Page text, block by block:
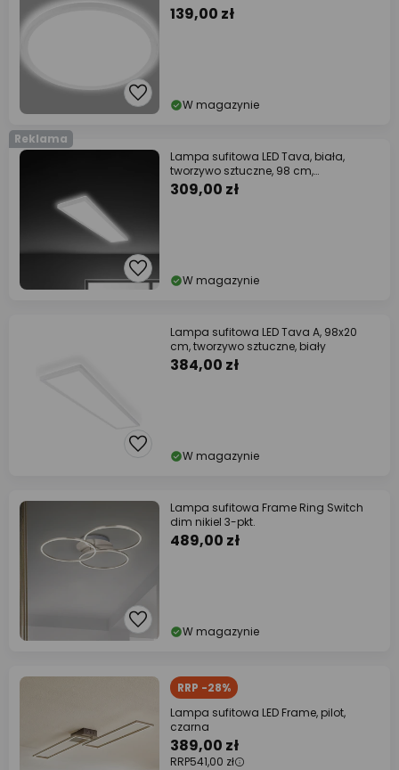
139,00 zł
W magazynie
Reklama
Lampa sufitowa LED Tava, biała,
tworzywo sztuczne, 98 cm,
podświetlenie
309,00 zł
W magazynie
Lampa sufitowa LED Tava A, 98x20
cm, tworzywo sztuczne, biały
384,00 zł
W magazynie
Lampa sufitowa Frame Ring Switch
dim nikiel 3-pkt.
489,00 zł
W magazynie
RRP -28%
Lampa sufitowa LED Frame, pilot,
czarna
389,00 zł
RRP541,00 zł